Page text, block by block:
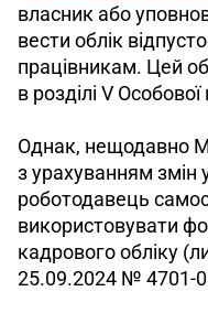
власник або
вести облік
працівникам. Цей
в розділі V
Однак, нещодавно
з урахуванням змін
роботодавець
використовувати
кадрового обліку
25.09.2024 № 4701-